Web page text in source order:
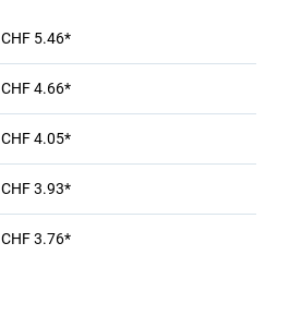
CHF 5.46*
CHF 4.66*
CHF 4.05*
CHF 3.93*
CHF 3.76*